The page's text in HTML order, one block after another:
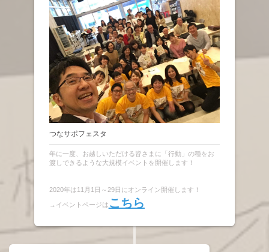
つなサポフェスタ
年に一度、お越しいただける皆さまに「行動」の種をお
渡しできるような大規模イベントを開催します！
2020年は11月1日～29日にオンライン開催します！
→イベントページは こちら